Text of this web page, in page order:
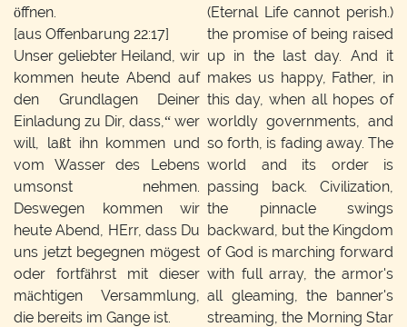
öffnen.
[aus Offenbarung 22:17]
Unser geliebter Heiland, wir
kommen heute Abend auf
den Grundlagen Deiner
Einladung zu Dir, dass,“ wer
will, laßt ihn kommen und
vom Wasser des Lebens
umsonst nehmen.
Deswegen kommen wir
heute Abend, HErr, dass Du
uns jetzt begegnen mögest
oder fortfährst mit dieser
mächtigen Versammlung,
die bereits im Gange ist.
(Eternal Life cannot perish.)
the promise of being raised
up in the last day. And it
makes us happy, Father, in
this day, when all hopes of
worldly governments, and
so forth, is fading away. The
world and its order is
passing back. Civilization,
the pinnacle swings
backward, but the Kingdom
of God is marching forward
with full array, the armor's
all gleaming, the banner's
streaming, the Morning Star